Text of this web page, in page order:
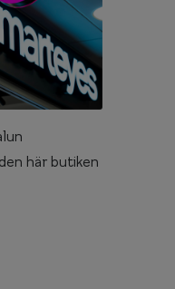
här butiken